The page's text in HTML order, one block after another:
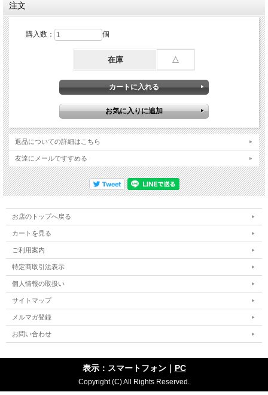
注文
購入数： 個
在庫 △
返品についての詳細はこちら
友達にメールですすめる
お店のトップへ戻る
カートを見る
ご利用案内
特定商取引法表示
個人情報の取扱い
サイトマップ
メルマガ登録
お問い合わせ
表示：スマートフォン｜ PC
Copyright (C) All Rights Reserved.